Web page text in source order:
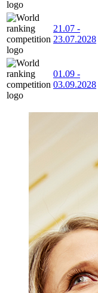
21.07 -
23.07.2028
01.09 -
03.09.2028